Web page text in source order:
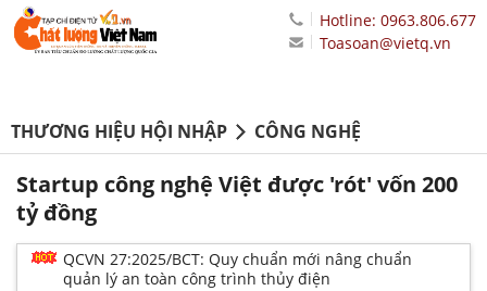
Hotline: 0963.806.677
Toasoan@vietq.vn
THƯƠNG HIỆU HỘI NHẬP CÔNG NGHỆ
Startup công nghệ Việt được 'rót' vốn 200
tỷ đồng
QCVN 27:2025/BCT: Quy chuẩn mới nâng chuẩn
quản lý an toàn công trình thủy điện